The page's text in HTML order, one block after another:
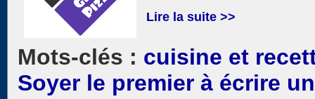
Lire la suite >>
cuisine et
Soyer le premier à écrire